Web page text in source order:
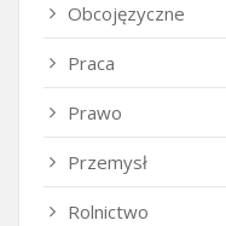
Obcojęzyczne
Praca
Prawo
Przemysł
Rolnictwo